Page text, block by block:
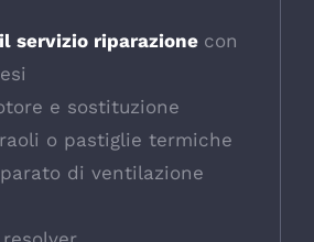
servizio riparazione con
e sostituzione
o pastiglie termiche
di ventilazione